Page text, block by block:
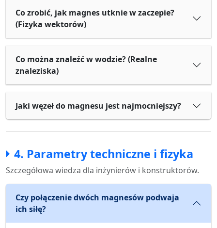
Co zrobić, jak magnes utknie w zaczepie?
(Fizyka wektorów)
Co można znaleźć w wodzie? (Realne
znaleziska)
Jaki węzeł do magnesu jest najmocniejszy?
4. Parametry techniczne i fizyka
Szczegółowa wiedza dla inżynierów i konstruktorów.
Czy połączenie dwóch magnesów podwaja
ich siłę?